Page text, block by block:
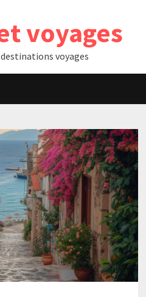
voyages
voyages